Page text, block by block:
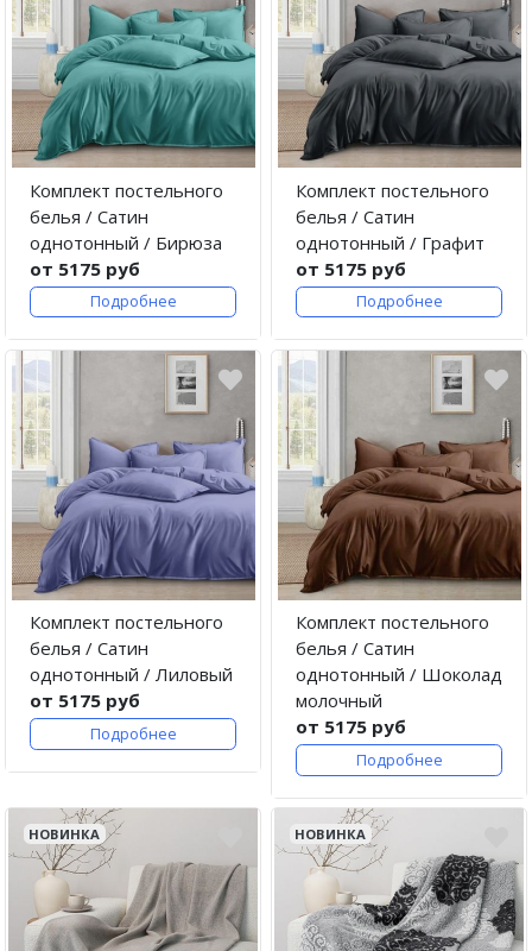
Комплект постельного
белья / Сатин
однотонный / Бирюза
от 5175 руб
Подробнее
Комплект постельного
белья / Сатин
однотонный / Графит
от 5175 руб
Подробнее
Комплект постельного
белья / Сатин
однотонный / Лиловый
от 5175 руб
Подробнее
Комплект постельного
белья / Сатин
однотонный / Шоколад
молочный
от 5175 руб
Подробнее
НОВИНКА НОВИНКА